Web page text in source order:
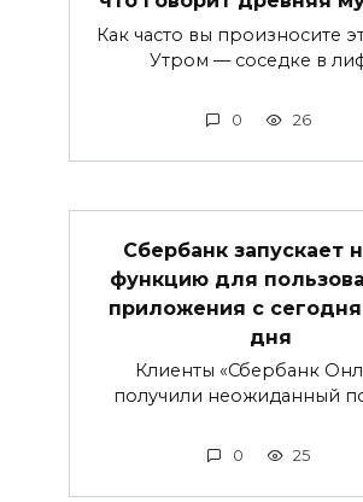
Как часто вы произносите
Утром — соседке в
0 26
Сбербанк запускает
функцию для
приложения с
дня
Клиенты «Сбербанк
получили неожиданный
0 25